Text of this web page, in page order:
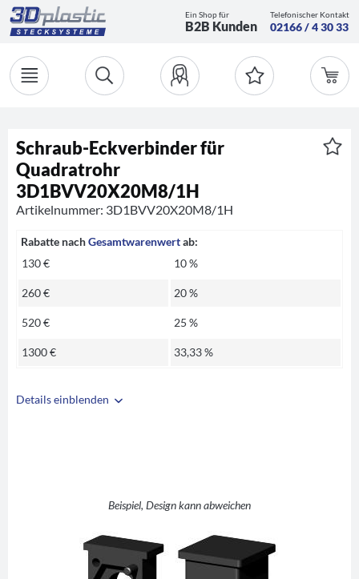
Ein Shop für
B2B Kunden
Telefonischer Kontakt
02166 / 4 30 33
Details einblenden
Beispiel, Design kann abweichen
Schraub-Eckverbinder für
Quadratrohr
3D1BVV20X20M8/1H
Artikelnummer: 3D1BVV20X20M8/1H
Rabatte nachGesamtwarenwertab:
130 €
10 %
260 € 20 %
520 € 25 %
1300 € 33,33 %